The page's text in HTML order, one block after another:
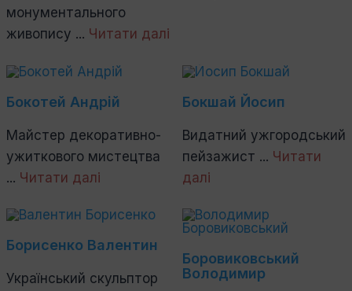
монументального
живопису ... Читати далі
Бокотей Андрій
Майстер декоративно-
ужиткового мистецтва
... Читати далі
Бокшай Йосип
Видатний ужгородський
пейзажист ... Читати
далі
Борисенко Валентин
Український скульптор
Боровиковський
Володимир